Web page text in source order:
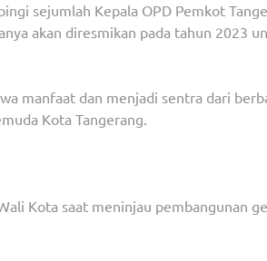
sejumlah Kepala OPD Pemkot
akan diresmikan pada tahun 2023
manfaat dan menjadi sentra dari
Kota Tangerang.
Kota saat meninjau pembangunan